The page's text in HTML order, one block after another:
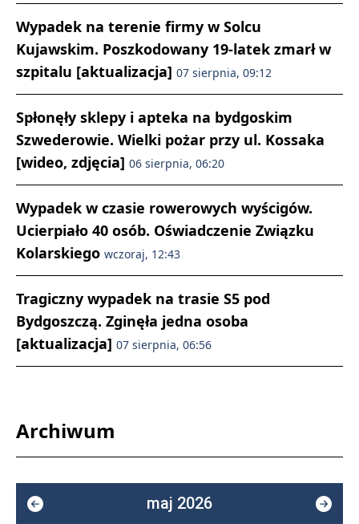
Wypadek na terenie firmy w Solcu
Kujawskim. Poszkodowany 19-latek zmarł w
szpitalu [aktualizacja] 07 sierpnia, 09:12
Spłonęły sklepy i apteka na bydgoskim
Szwederowie. Wielki pożar przy ul. Kossaka
[wideo, zdjęcia] 06 sierpnia, 06:20
Wypadek w czasie rowerowych wyścigów.
Ucierpiało 40 osób. Oświadczenie Związku
Kolarskiego wczoraj, 12:43
Tragiczny wypadek na trasie S5 pod
Bydgoszczą. Zginęła jedna osoba
[aktualizacja] 07 sierpnia, 06:56
Archiwum
maj 2026